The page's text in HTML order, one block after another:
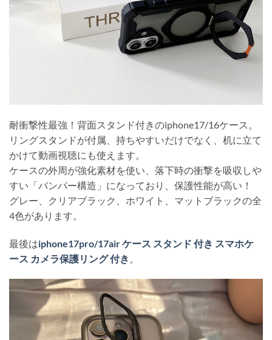
耐衝撃性最強！背面スタンド付きのiphone17/16ケース。
リングスタンドが付属、持ちやすいだけでなく、机に立て
かけて動画視聴にも使えます。
ケースの外周が強化素材を使い、落下時の衝撃を吸収しや
すい「バンパー構造」になっており、保護性能が高い！
グレー、クリアブラック、ホワイト、マットブラックの全
4色があります。
最後はiphone17pro/17air ケース スタンド 付き スマホケ
ース カメラ保護リング 付き 。